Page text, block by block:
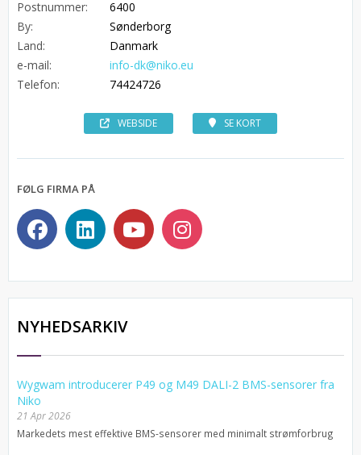
Postnummer:
6400
By:
Sønderborg
Land:
Danmark
e-mail:
info-dk@niko.eu
Telefon:
74424726
WEBSIDE SE KORT
FØLG FIRMA PÅ
NYHEDSARKIV
Wygwam introducerer P49 og M49 DALI-2 BMS-sensorer fra
Niko
21 Apr 2026
Markedets mest effektive BMS-sensorer med minimalt strømforbrug